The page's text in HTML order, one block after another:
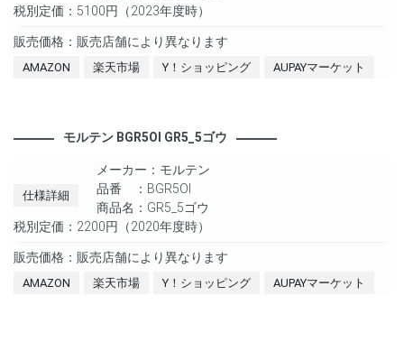
税別定価：5100円（2023年度時）
販売価格：販売店舗により異なります
AMAZON 楽天市場 Y！ショッピング AUPAYマーケット
モルテン BGR5OI GR5_5ゴウ
仕様詳細
メーカー：モルテン
品番 ：BGR5OI
商品名：GR5_5ゴウ
税別定価：2200円（2020年度時）
販売価格：販売店舗により異なります
AMAZON 楽天市場 Y！ショッピング AUPAYマーケット